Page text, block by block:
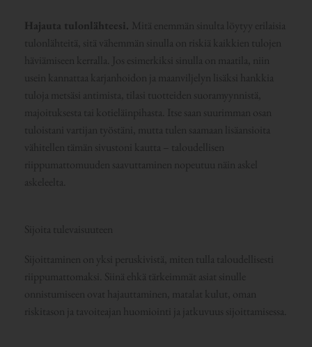
Hajauta tulonlähteesi. Mitä enemmän sinulta löytyy erilaisia
tulonlähteitä, sitä vähemmän sinulla on riskiä kaikkien tulojen
häviämiseen kerralla. Jos esimerkiksi sinulla on maatila, niin
usein kannattaa karjanhoidon ja maanviljelyn lisäksi hankkia
tuloja metsäsi antimista, tilasi tuotteiden suoramyynnistä,
majoituksesta tai kotieläinpihasta. Itse saan suurimman osan
tuloistani vartijan työstäni, mutta tulen saamaan lisäansioita
vähitellen tämän sivustoni kautta – taloudellisen
riippumattomuuden saavuttaminen nopeutuu näin askel
askeleelta.
Sijoita tulevaisuuteen
Sijoittaminen on yksi peruskivistä, miten tulla taloudellisesti
riippumattomaksi. Siinä ehkä tärkeimmät asiat sinulle
onnistumiseen ovat hajauttaminen, matalat kulut, oman
riskitason ja tavoiteajan huomiointi ja jatkuvuus sijoittamisessa.